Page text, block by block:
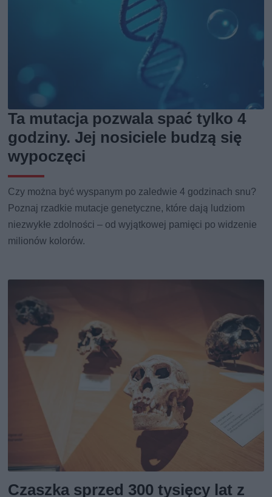
Ta mutacja pozwala spać tylko 4
godziny. Jej nosiciele budzą się
wypoczęci
Czy można być wyspanym po zaledwie 4 godzinach snu?
Poznaj rzadkie mutacje genetyczne, które dają ludziom
niezwykłe zdolności – od wyjątkowej pamięci po widzenie
milionów kolorów.
Czaszka sprzed 300 tysięcy lat z